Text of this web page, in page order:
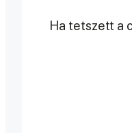
Ha tetszett a